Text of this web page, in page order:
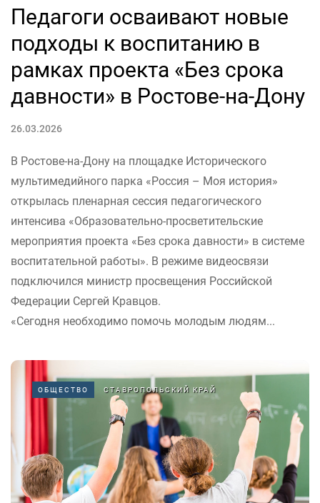
Педагоги осваивают новые
подходы к воспитанию в
рамках проекта «Без срока
давности» в Ростове-на-Дону
26.03.2026
В Ростове-на-Дону на площадке Исторического
мультимедийного парка «Россия – Моя история»
открылась пленарная сессия педагогического
интенсива «Образовательно-просветительские
мероприятия проекта «Без срока давности» в системе
воспитательной работы». В режиме видеосвязи
подключился министр просвещения Российской
Федерации Сергей Кравцов.
«Сегодня необходимо помочь молодым людям...
ОБЩЕСТВО СТАВРОПОЛЬСКИЙ КРАЙ